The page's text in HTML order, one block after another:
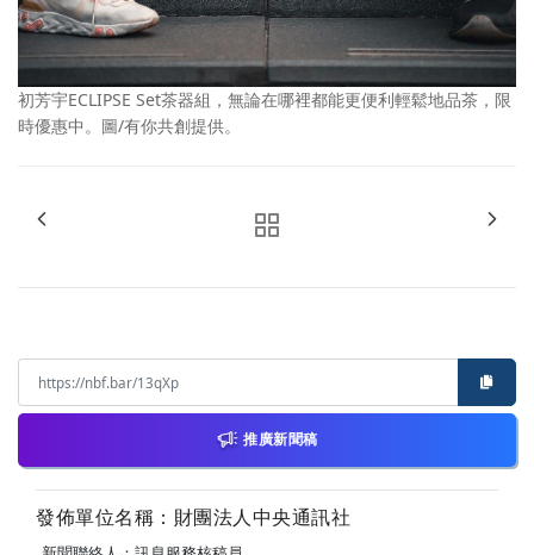
初芳宇ECLIPSE Set茶器組，無論在哪裡都能更便利輕鬆地品茶，限
時優惠中。圖/有你共創提供。
推廣新聞稿
發佈單位名稱：財團法人中央通訊社